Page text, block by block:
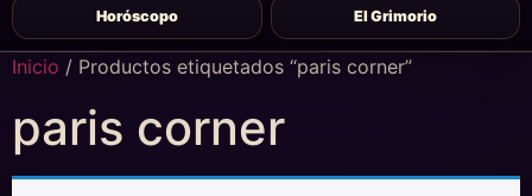
Horóscopo El Grimorio
Inicio / Productos etiquetados “paris corner”
paris corner